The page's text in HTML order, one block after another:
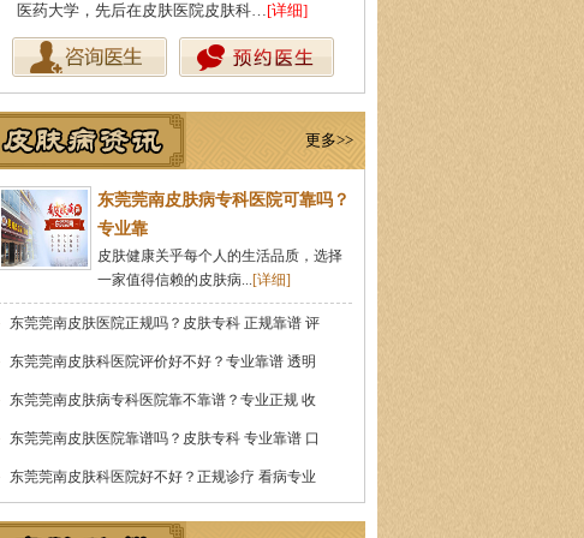
从事皮肤病临床诊疗工作多年，在…[详细]
更多>>
东莞莞南皮肤病专科医院可靠吗？
专业靠
皮肤健康关乎每个人的生活品质，选择
一家值得信赖的皮肤病...[详细]
东莞莞南皮肤医院正规吗？皮肤专科 正规靠谱 评
东莞莞南皮肤科医院评价好不好？专业靠谱 透明
东莞莞南皮肤病专科医院靠不靠谱？专业正规 收
东莞莞南皮肤医院靠谱吗？皮肤专科 专业靠谱 口
东莞莞南皮肤科医院好不好？正规诊疗 看病专业